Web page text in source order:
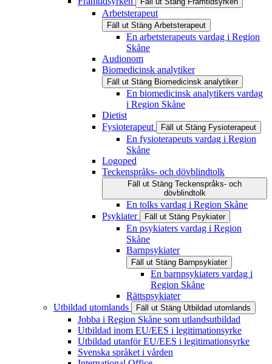
Arbetsterapeut
Fäll ut Stäng Arbetsterapeut
En arbetsterapeuts vardag i Region
Skåne
Audionom
Biomedicinsk analytiker
Fäll ut Stäng Biomedicinsk analytiker
En biomedicinsk analytikers vardag
i Region Skåne
Dietist
Fysioterapeut
Fäll ut Stäng Fysioterapeut
En fysioterapeuts vardag i Region
Skåne
Logoped
Teckenspråks- och dövblindtolk
Fäll ut Stäng Teckenspråks- och
dövblindtolk
En tolks vardag i Region Skåne
Psykiater
Fäll ut Stäng Psykiater
En psykiaters vardag i Region
Skåne
Barnpsykiater
Fäll ut Stäng Barnpsykiater
En barnpsykiaters vardag i
Region Skåne
Rättspsykiater
Utbildad utomlands
Fäll ut Stäng Utbildad utomlands
Jobba i Region Skåne som utlandsutbildad
Utbildad inom EU/EES i legitimationsyrke
Utbildad utanför EU/EES i legitimationsyrke
Svenska språket i vården